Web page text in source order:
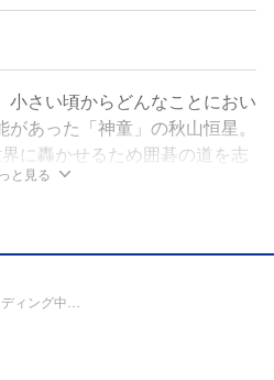
小さい頃からどんなことにおい
あった「神童」の秋山恒星。
に轟かせるため囲碁の道を志
碁教室にいたのはその才能をも
だったーー。挫折を経験し平
た恒星は再び囲碁と出会い、
のリベンジを誓う。あの頃
と見る
ィング中…